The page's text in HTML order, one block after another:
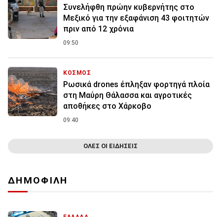
Συνελήφθη πρώην κυβερνήτης στο
Μεξικό για την εξαφάνιση 43 φοιτητών
πριν από 12 χρόνια
09:50
ΚΟΣΜΟΣ
Ρωσικά drones έπληξαν φορτηγά πλοία
στη Μαύρη Θάλασσα και αγροτικές
αποθήκες στο Χάρκοβο
09:40
ΟΛΕΣ ΟΙ ΕΙΔΗΣΕΙΣ
ΔΗΜΟΦΙΛΗ